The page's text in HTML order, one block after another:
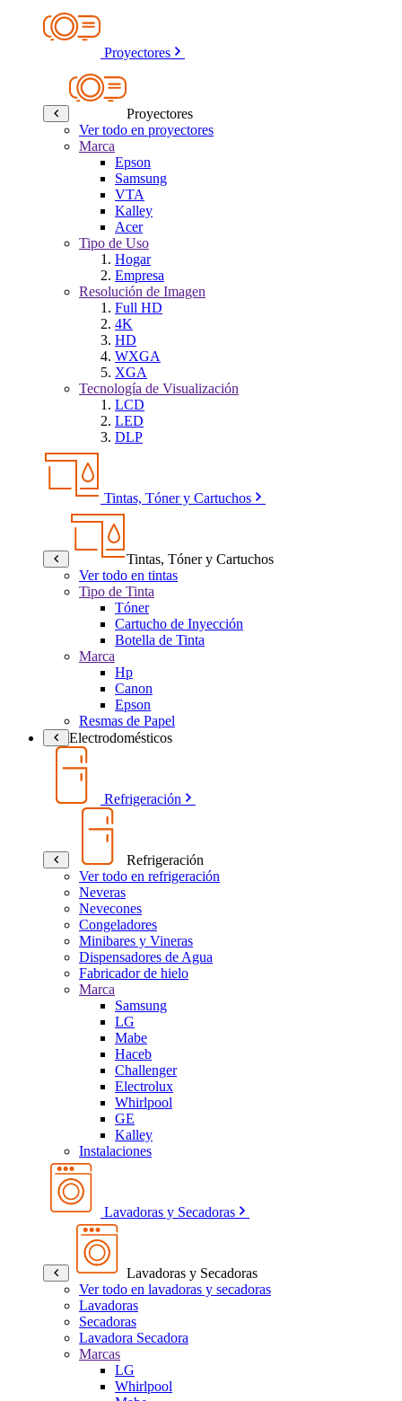
Proyectores
Proyectores
Ver todo en proyectores
Marca
Epson
Samsung
VTA
Kalley
Acer
Tipo de Uso
Hogar
Empresa
Resolución de Imagen
Full HD
4K
HD
WXGA
XGA
Tecnología de Visualización
LCD
LED
DLP
Tintas, Tóner y Cartuchos
Tintas, Tóner y Cartuchos
Ver todo en tintas
Tipo de Tinta
Tóner
Cartucho de Inyección
Botella de Tinta
Marca
Hp
Canon
Epson
Resmas de Papel
Electrodomésticos
Refrigeración
Refrigeración
Ver todo en refrigeración
Neveras
Nevecones
Congeladores
Minibares y Vineras
Dispensadores de Agua
Fabricador de hielo
Marca
Samsung
LG
Mabe
Haceb
Challenger
Electrolux
Whirlpool
GE
Kalley
Instalaciones
Lavadoras y Secadoras
Lavadoras y Secadoras
Ver todo en lavadoras y secadoras
Lavadoras
Secadoras
Lavadora Secadora
Marcas
LG
Whirlpool